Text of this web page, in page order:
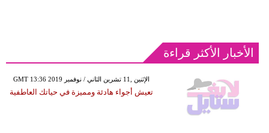
الأخبار الأكثر قراءة
GMT 13:36 2019 الإثنين ,11 تشرين الثاني / نوفمبر
تعيش أجواء هادئة ومميزة في حياتك العاطفية